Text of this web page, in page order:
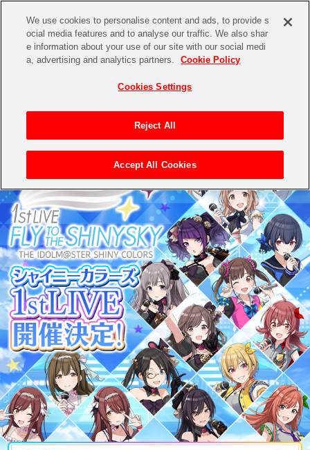
We use cookies to personalise content and ads, to provide s
ocial media features and to analyse our traffic. We also shar
e information about your use of our site with our social medi
a, advertising and analytics partners.
Cookie Policy
Cookies Settings
Reject All
Accept All Cookies